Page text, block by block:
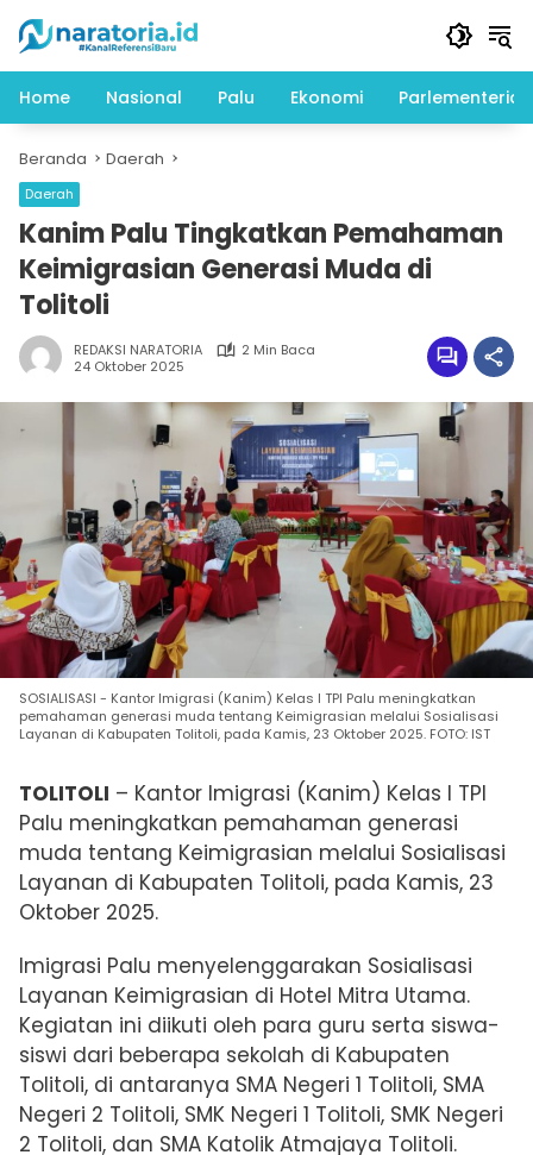
konten
Home
Nasional Palu Ekonomi Parlementeria
Beranda Daerah
Daerah
Kanim Palu Tingkatkan Pemahaman
Keimigrasian Generasi Muda di
Tolitoli
REDAKSI NARATORIA
2 Min Baca
24 Oktober 2025
SOSIALISASI - Kantor Imigrasi (Kanim) Kelas I TPI Palu meningkatkan
pemahaman generasi muda tentang Keimigrasian melalui Sosialisasi
Layanan di Kabupaten Tolitoli, pada Kamis, 23 Oktober 2025. FOTO: IST
TOLITOLI – Kantor Imigrasi (Kanim) Kelas I TPI
Palu meningkatkan pemahaman generasi
muda tentang Keimigrasian melalui Sosialisasi
Layanan di Kabupaten Tolitoli, pada Kamis, 23
Oktober 2025.
Imigrasi Palu menyelenggarakan Sosialisasi
Layanan Keimigrasian di Hotel Mitra Utama.
Kegiatan ini diikuti oleh para guru serta siswa-
siswi dari beberapa sekolah di Kabupaten
Tolitoli, di antaranya SMA Negeri 1 Tolitoli, SMA
Negeri 2 Tolitoli, SMK Negeri 1 Tolitoli, SMK Negeri
2 Tolitoli, dan SMA Katolik Atmajaya Tolitoli.